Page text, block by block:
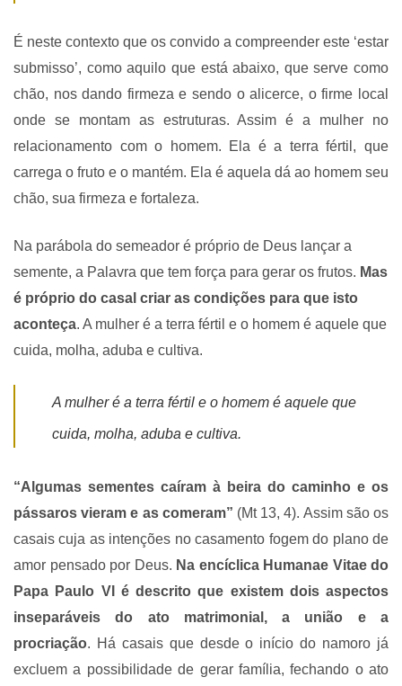
É neste contexto que os convido a compreender este ‘estar
submisso’, como aquilo que está abaixo, que serve como
chão, nos dando firmeza e sendo o alicerce, o firme local
onde se montam as estruturas. Assim é a mulher no
relacionamento com o homem. Ela é a terra fértil, que
carrega o fruto e o mantém. Ela é aquela dá ao homem seu
chão, sua firmeza e fortaleza.
Na parábola do semeador é próprio de Deus lançar a
semente, a Palavra que tem força para gerar os frutos. Mas
é próprio do casal criar as condições para que isto
aconteça. A mulher é a terra fértil e o homem é aquele que
cuida, molha, aduba e cultiva.
A mulher é a terra fértil e o homem é aquele que
cuida, molha, aduba e cultiva.
“Algumas sementes caíram à beira do caminho e os
pássaros vieram e as comeram” (Mt 13, 4). Assim são os
casais cuja as intenções no casamento fogem do plano de
amor pensado por Deus. Na encíclica Humanae Vitae do
Papa Paulo VI é descrito que existem dois aspectos
inseparáveis do ato matrimonial, a união e a
procriação. Há casais que desde o início do namoro já
excluem a possibilidade de gerar família, fechando o ato